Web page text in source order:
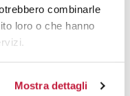
combinarle
loro o che hanno
Mostra dettagli
€ 2,92